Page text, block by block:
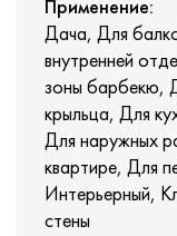
Применение:
Дача, Для
внутренней
зоны барбекю,
крыльца, Для
Для наружных
квартире, Для
Интерьерный,
стены